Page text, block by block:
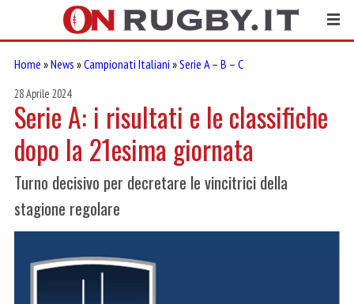
Home »News »Campionati Italiani »Serie A – B – C
28 Aprile 2024
Serie A: i risultati e le classifiche
dopo la 21esima giornata
Turno decisivo per decretare le vincitrici della
stagione regolare